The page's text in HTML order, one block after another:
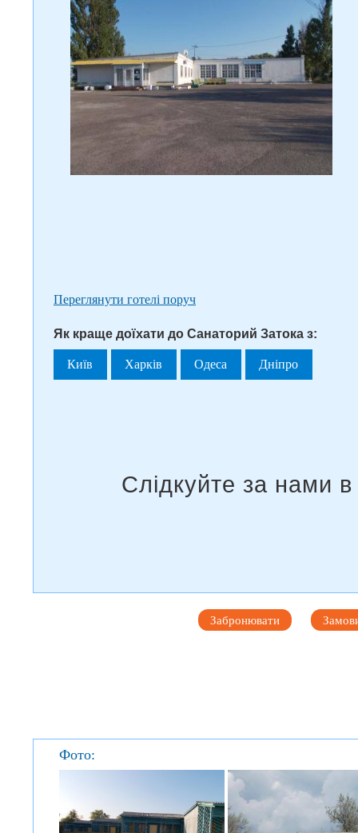
Переглянути готелі поруч
Як краще доїхати до Санаторий Затока з:
Київ Харків Одеса Дніпро
Забронювати
Фото: